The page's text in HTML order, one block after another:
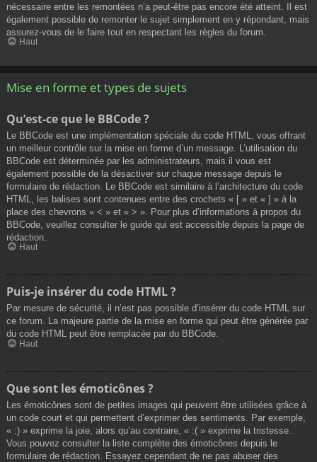
nécessaire entre les remontées n’a peut-être pas encore été atteint. Il est
également possible de remonter le sujet simplement en y répondant, mais
assurez-vous de le faire tout en respectant les règles du forum.
Haut
Mise en forme et types de sujets
Qu’est-ce que le BBCode ?
Le BBCode est une implémentation spéciale du code HTML, vous offrant
un meilleur contrôle sur la mise en forme d’un message. L’utilisation du
BBCode est déterminée par les administrateurs, mais il vous est
également possible de la désactiver sur chaque message depuis le
formulaire de rédaction. Le BBCode est similaire à l’architecture du code
HTML, les balises sont contenues entre des crochets « [ » et « ] » à la
place des chevrons « < » et « > ». Pour plus d’informations à propos du
BBCode, veuillez consulter le guide qui est accessible depuis la page de
rédaction.
Haut
Puis-je insérer du code HTML ?
Par mesure de sécurité, il n’est pas possible d’insérer du code HTML sur
ce forum. La majeure partie de la mise en forme qui peut être générée par
du code HTML peut être remplacée par du BBCode.
Haut
Que sont les émoticônes ?
Les émoticônes sont de petites images qui peuvent être utilisées grâce à
un code court et qui permettent d’exprimer des sentiments. Par exemple,
« :) » exprime la joie, alors qu’au contraire, « :( » exprime la tristesse.
Vous pouvez consulter la liste complète des émoticônes depuis le
formulaire de rédaction. Essayez cependant de ne pas abuser des